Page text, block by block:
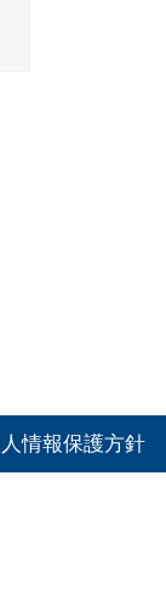
情報保護方針